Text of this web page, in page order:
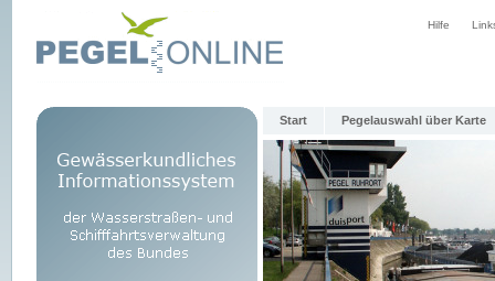
Hilfe
Start Pegelauswahl über Karte